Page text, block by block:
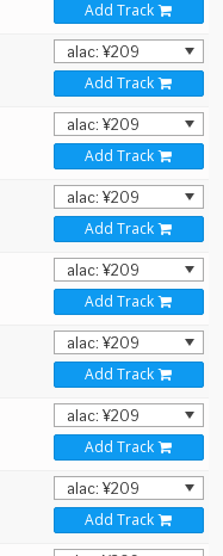
Add Track
Add Track
Add Track
Add Track
Add Track
Add Track
Add Track
Add Track